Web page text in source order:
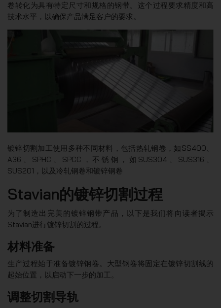
卷转化为具有特定尺寸和规格的钢带。这个过程要求精度和高
技术水平，以确保产品满足客户的要求。
镀锌切割加工使用多种不同材料，包括热轧钢卷，如SS400、
A36、SPHC、SPCC，不锈钢，如SUS304、SUS316、
SUS201，以及冷轧钢卷和镀锌钢卷
Stavian的镀锌切割过程
为了制造出完美的镀锌钢带产品，以下是我们将向读者揭示
Stavian进行镀锌切割的过程。
材料准备
生产过程始于准备镀锌钢卷。大型钢卷将固定在镀锌切割线的
起始位置，以启动下一步的加工。
调整切割导轨